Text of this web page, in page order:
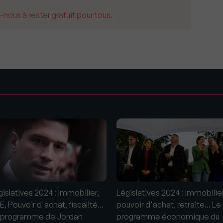
à rester gratuit pour tous.
2024 : Immobilier,
Pouvoir d'achat, fiscalité...
de Jordan
Législatives 2024 :
pouvoir d'achat, retraite... Le
programme économique du